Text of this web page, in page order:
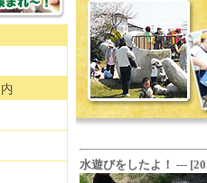
水遊びをしたよ！ ---